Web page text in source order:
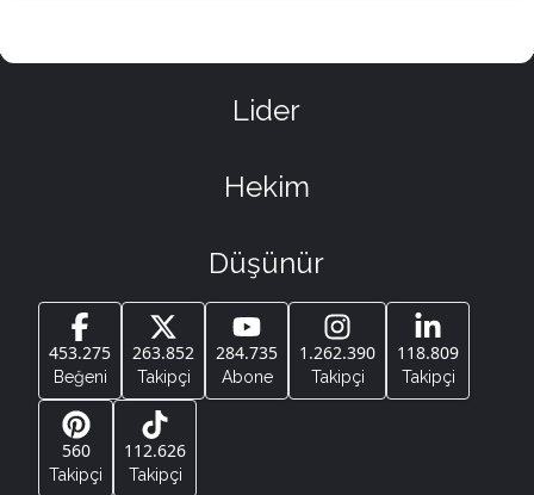
Lider
Hekim
Düşünür
453.275
Beğeni
263.852
Takipçi
284.735
Abone
1.262.390
Takipçi
118.809
Takipçi
560
Takipçi
112.626
Takipçi